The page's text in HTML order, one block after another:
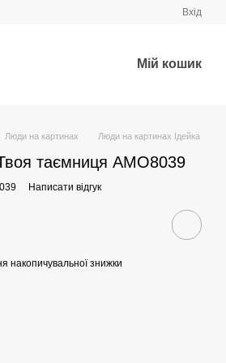
Вхід
Мій кошик
Люди на картинах Люди на картинах Ідейка
таємниця AMO8039
Написати відгук
накопичувальної знижки